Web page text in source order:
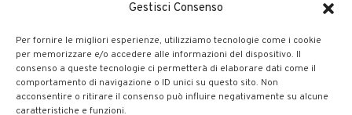
Gestisci Consenso
Per fornire le migliori esperienze, utilizziamo tecnologie come i cookie
per memorizzare e/o accedere alle informazioni del dispositivo. Il
consenso a queste tecnologie ci permetterà di elaborare dati come il
comportamento di navigazione o ID unici su questo sito. Non
acconsentire o ritirare il consenso può influire negativamente su alcune
caratteristiche e funzioni.
BERGAMO TRASPORTI portale delle tre società Consortili
dedite al trasporto pubblico locale su tutto il territorio
bergamasco.